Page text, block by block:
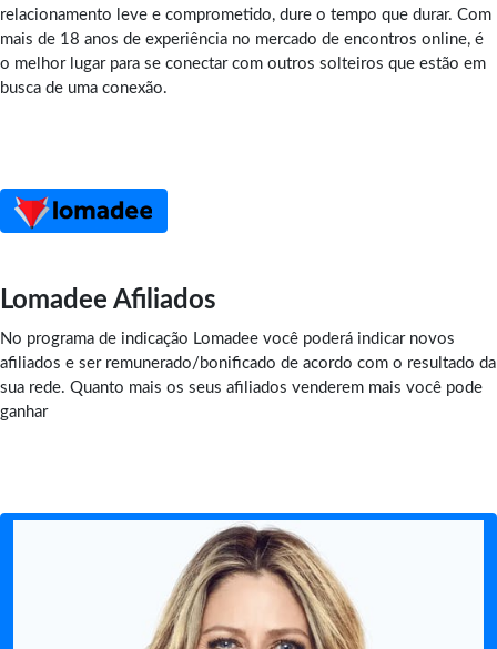
relacionamento leve e comprometido, dure o tempo que durar. Com
mais de 18 anos de experiência no mercado de encontros online, é
o melhor lugar para se conectar com outros solteiros que estão em
busca de uma conexão.
Lomadee Afiliados
No programa de indicação Lomadee você poderá indicar novos
afiliados e ser remunerado/bonificado de acordo com o resultado da
sua rede. Quanto mais os seus afiliados venderem mais você pode
ganhar